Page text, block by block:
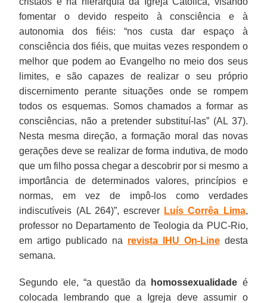
fomentar o devido respeito à consciência e à
autonomia dos fiéis: “nos custa dar espaço à
consciência dos fiéis, que muitas vezes respondem o
melhor que podem ao Evangelho no meio dos seus
limites, e são capazes de realizar o seu próprio
discernimento perante situações onde se rompem
todos os esquemas. Somos chamados a formar as
consciências, não a pretender substituí-las” (AL 37).
Nesta mesma direção, a formação moral das novas
gerações deve se realizar de forma indutiva, de modo
que um filho possa chegar a descobrir por si mesmo a
importância de determinados valores, princípios e
normas, em vez de impô-los como verdades
indiscutíveis (AL 264)”, escrever Luís Corrêa Lima,
professor no Departamento de Teologia da PUC-Rio,
em artigo publicado na revista IHU On-Linedesta
semana.
Segundo ele, “a questão da homossexualidade é
colocada lembrando que a Igreja deve assumir o